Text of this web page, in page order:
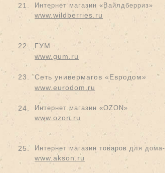
21. Интернет магазин «Вайлдберриз»
www.wildberries.ru
22.
ГУМ
www.gum.ru
23.
Сеть универмагов «Евродом»
www.eurodom.ru
24. Интернет магазин «OZON »
www.ozon.ru
25. Интернет магазин товаров для
www.akson.ru